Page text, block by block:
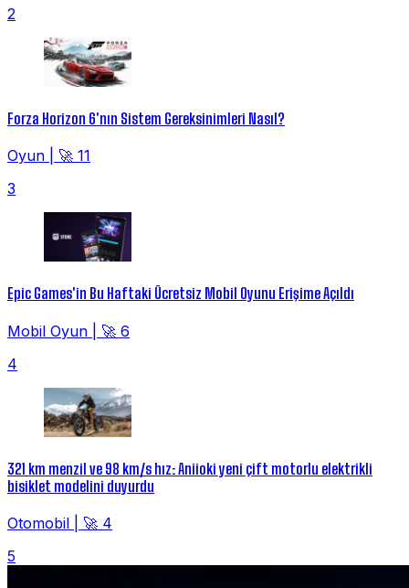
2
Forza Horizon 6'nın Sistem Gereksinimleri Nasıl?
Oyun
🚀 11
3
Epic Games'in Bu Haftaki Ücretsiz Mobil Oyunu Erişime Açıldı
Mobil Oyun
🚀 6
4
321 km menzil ve 98 km/s hız: Aniioki yeni çift motorlu elektrikli
bisiklet modelini duyurdu
Otomobil
🚀 4
5